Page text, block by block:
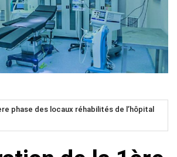
phase des locaux réhabilités de l’hôpital